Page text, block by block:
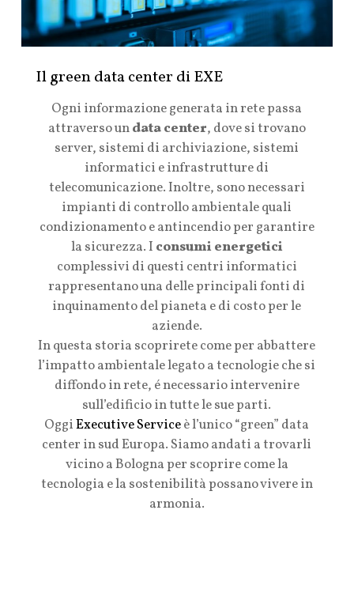
Il green data center di EXE
Ogni informazione generata in rete passa
attraverso undata center, dove si trovano
server, sistemi di archiviazione, sistemi
informatici e infrastrutture di
telecomunicazione. Inoltre, sono necessari
impianti di controllo ambientale quali
condizionamento e antincendio per garantire
la sicurezza. I consumi energetici
complessivi di questi centri informatici
rappresentano una delle principali fonti di
inquinamento del pianeta e di costo per le
aziende.
In questa storia scoprirete come per abbattere
l’impatto ambientale legato a tecnologie che si
diffondo in rete, é necessario intervenire
sull’edificio in tutte le sue parti.
OggiExecutive Serviceè l’unico “green” data
center in sud Europa. Siamo andati a trovarli
vicino a Bologna per scoprire come la
tecnologia e la sostenibilità possano vivere in
armonia.